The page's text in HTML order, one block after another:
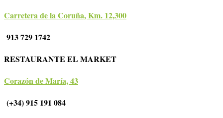
Carretera de la Coruña, Km. 12,300
913 729 1742
RESTAURANTE EL MARKET
Corazón de María, 43
(+34) 915 191 084